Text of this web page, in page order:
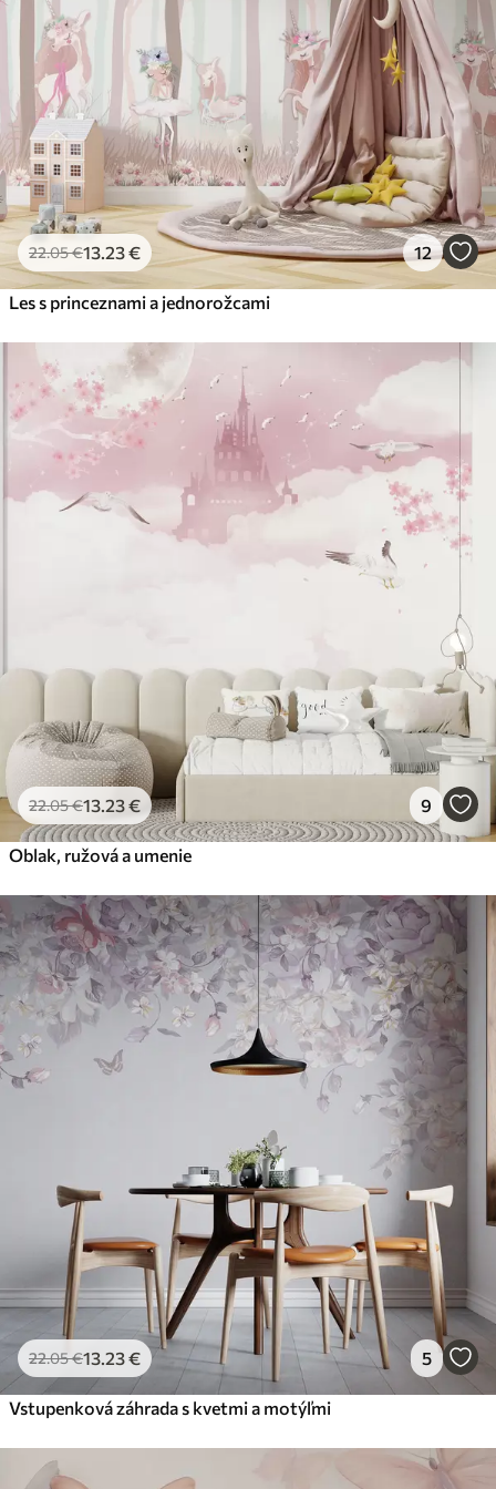
56 .67 34
Prémiový vinyl
65.0039 .00 €/m²
Peel and Stick
81.6749 .00€/m²
22.05€13 .23€ 12
Les s princeznami a jednorožcami
22.05€13 .23€ 9
Oblak, ružová a umenie
22.05€13 .23€ 5
Vstupenková záhrada s kvetmi a motýľmi